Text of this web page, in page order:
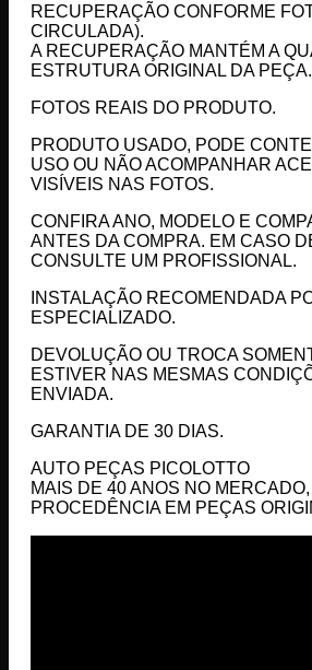
RECUPERAÇÃO CONFORME
CIRCULADA).
A RECUPERAÇÃO MANTÉM A
ESTRUTURA ORIGINAL DA PEÇA.
FOTOS REAIS DO PRODUTO.
PRODUTO USADO, PODE
USO OU NÃO ACOMPANHAR
VISÍVEIS NAS FOTOS.
CONFIRA ANO, MODELO E
ANTES DA COMPRA. EM CASO
CONSULTE UM PROFISSIONAL.
INSTALAÇÃO RECOMENDADA
ESPECIALIZADO.
DEVOLUÇÃO OU TROCA
ESTIVER NAS MESMAS
ENVIADA.
GARANTIA DE 30 DIAS.
AUTO PEÇAS PICOLOTTO
MAIS DE 40 ANOS NO
PROCEDÊNCIA EM PEÇAS